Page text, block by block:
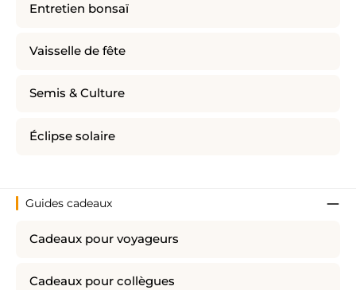
Entretien bonsaï
Vaisselle de fête
Semis & Culture
Éclipse solaire
Guides cadeaux
Cadeaux pour voyageurs
Cadeaux pour collègues